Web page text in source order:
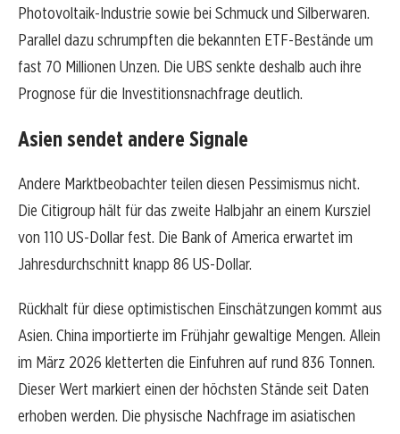
Photovoltaik-Industrie sowie bei Schmuck und Silberwaren.
Parallel dazu schrumpften die bekannten ETF-Bestände um
fast 70 Millionen Unzen. Die UBS senkte deshalb auch ihre
Prognose für die Investitionsnachfrage deutlich.
Asien sendet andere Signale
Andere Marktbeobachter teilen diesen Pessimismus nicht.
Die Citigroup hält für das zweite Halbjahr an einem Kursziel
von 110 US-Dollar fest. Die Bank of America erwartet im
Jahresdurchschnitt knapp 86 US-Dollar.
Rückhalt für diese optimistischen Einschätzungen kommt aus
Asien. China importierte im Frühjahr gewaltige Mengen. Allein
im März 2026 kletterten die Einfuhren auf rund 836 Tonnen.
Dieser Wert markiert einen der höchsten Stände seit Daten
erhoben werden. Die physische Nachfrage im asiatischen